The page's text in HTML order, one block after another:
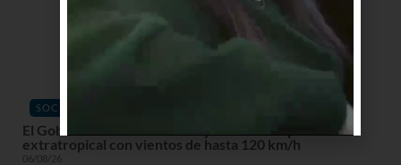
SOCIEDAD
El Gobierno declara alerta roja en la costa por ciclón
extratropical con vientos de hasta 120 km/h
06/08/26